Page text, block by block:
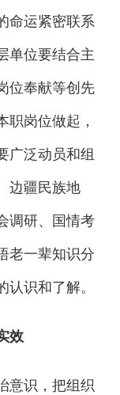
命运紧密联系
单位要结合主
位奉献等创先
职岗位做起，
广泛动员和组
边疆民族地
调研、国情考
老一辈知识分
识和了解。
效
识，把组织